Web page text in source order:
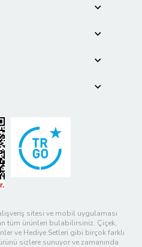
sitesi ve mobil uygulaması
tüm ürünleri bulabilirsiniz. Çiçek,
ve Hediye Setleri gibi birçok farklı
sizlere sunuyor ve zamanında